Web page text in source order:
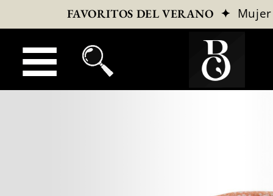
FAVORITOS DEL VERANO ✦ Mujer